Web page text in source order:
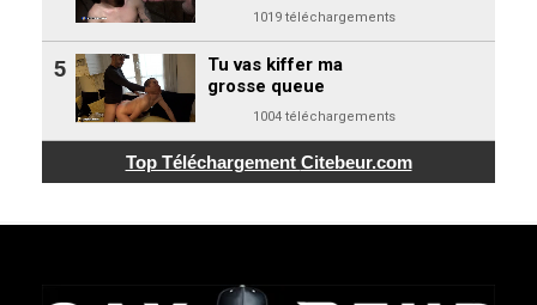
1019 téléchargements
Tu vas kiffer ma
grosse queue
1004 téléchargements
5
Top Téléchargement Citebeur.com